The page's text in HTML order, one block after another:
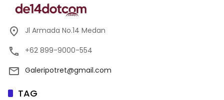
Jl Armada No.14 Medan
+62 899-9000-554
Galeripotret@gmail.com
TAG